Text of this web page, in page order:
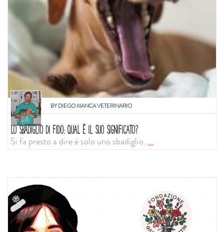
BYDIEGO MANCA VETERINARIO
LO SBADIGLIO DI FIDO: QUAL È IL SUO SIGNIFICATO?
Si fa presto a dire è solo uno sbadiglio....